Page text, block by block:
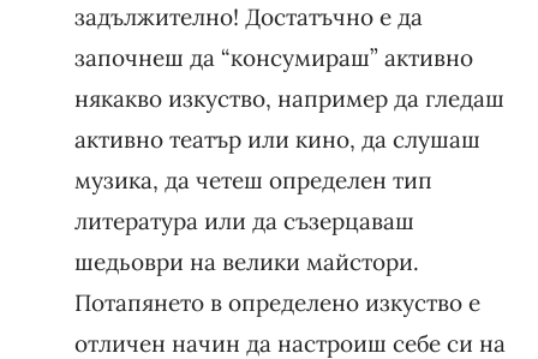
задължително! Достатъчно е да
започнеш да “консумираш” активно
някакво изкуство, например да гледаш
активно театър или кино, да слушаш
музика, да четеш определен тип
литература или да съзерцаваш
шедьоври на велики майстори.
Потапянето в определено изкуство е
отличен начин да настроиш себе си на